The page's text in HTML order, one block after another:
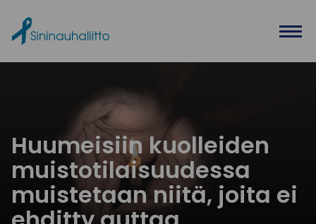
Huumeisiin kuolleiden
muistotilaisuudessa
muistetaan niitä, joita ei